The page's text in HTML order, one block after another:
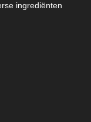
ingrediënten